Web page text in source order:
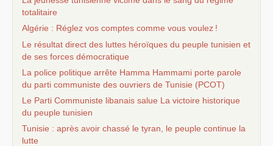
totalitaire
Algérie : Réglez vos comptes comme vous voulez !
Le résultat direct des luttes héroïques du peuple tunisien et
de ses forces démocratique
La police politique arrête Hamma Hammami porte parole
du parti communiste des ouvriers de Tunisie (PCOT)
Le Parti Communiste libanais salue La victoire historique
du peuple tunisien
Tunisie : après avoir chassé le tyran, le peuple continue la
lutte